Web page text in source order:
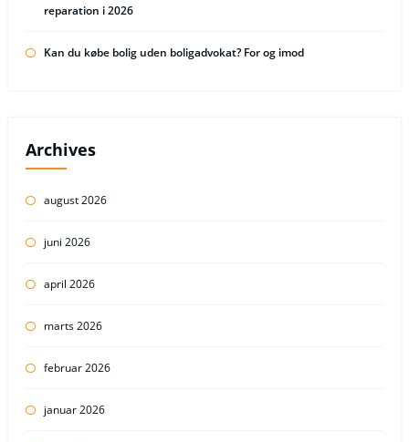
reparation i 2026
Kan du købe bolig uden boligadvokat? For og imod
Archives
august 2026
juni 2026
april 2026
marts 2026
februar 2026
januar 2026